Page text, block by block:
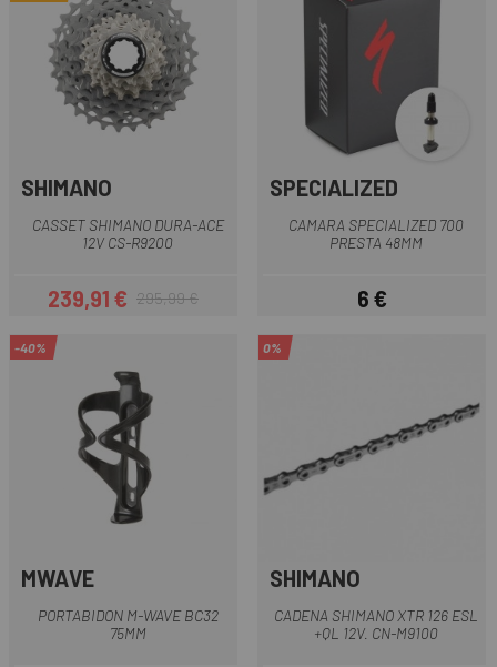
SHIMANO
CASSET SHIMANO DURA-ACE
12V CS-R9200
Preu
239,91 €Preu regular
295,99 €
SPECIALIZED
CAMARA SPECIALIZED 700
PRESTA 48MM
Preu
6 €
-40%
MWAVE
PORTABIDON M-WAVE BC32
75MM
0%
SHIMANO
CADENA SHIMANO XTR 126 ESL
+QL 12V. CN-M9100